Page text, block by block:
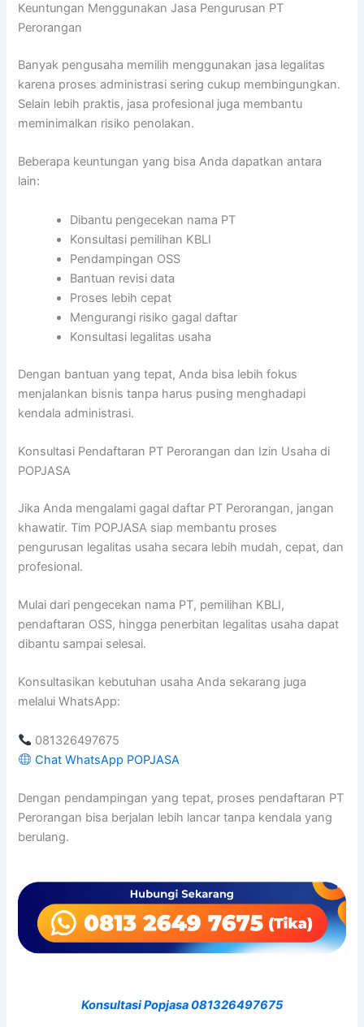
Keuntungan Menggunakan Jasa Pengurusan PT
Perorangan
Banyak pengusaha memilih menggunakan jasa legalitas
karena proses administrasi sering cukup membingungkan.
Selain lebih praktis, jasa profesional juga membantu
meminimalkan risiko penolakan.
Beberapa keuntungan yang bisa Anda dapatkan antara
lain:
Dibantu pengecekan nama PT
Konsultasi pemilihan KBLI
Pendampingan OSS
Bantuan revisi data
Proses lebih cepat
Mengurangi risiko gagal daftar
Konsultasi legalitas usaha
Dengan bantuan yang tepat, Anda bisa lebih fokus
menjalankan bisnis tanpa harus pusing menghadapi
kendala administrasi.
Konsultasi Pendaftaran PT Perorangan dan Izin Usaha di
POPJASA
Jika Anda mengalami gagal daftar PT Perorangan, jangan
khawatir. Tim POPJASA siap membantu proses
pengurusan legalitas usaha secara lebih mudah, cepat, dan
profesional.
Mulai dari pengecekan nama PT, pemilihan KBLI,
pendaftaran OSS, hingga penerbitan legalitas usaha dapat
dibantu sampai selesai.
Konsultasikan kebutuhan usaha Anda sekarang juga
melalui WhatsApp:
081326497675
Chat WhatsApp POPJASA
Dengan pendampingan yang tepat, proses pendaftaran PT
Perorangan bisa berjalan lebih lancar tanpa kendala yang
berulang.
Konsultasi Popjasa 081326497675